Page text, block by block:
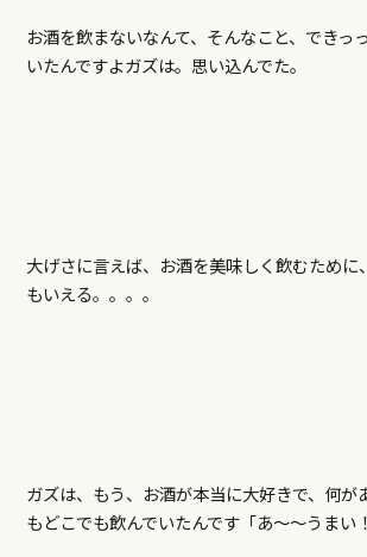
お酒を飲まないなんて、そんなこと、できっ
いたんですよガズは。思い込んでた。
大げさに言えば、お酒を美味しく飲むために
もいえる。。。。
ガズは、もう、お酒が本当に大好きで、何
もどこでも飲んでいたんです「あ～～うまい